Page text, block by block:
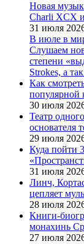
Новая
Charli XCX
31 июля
В июле в
Слушаем
степени
Strokes, а
Как
популярной
30 июля
Театр
основателя
29 июля
Куда пойти
31 июля
Линч,
цепляет
28 июля
Книги-
монахинь
27 июля